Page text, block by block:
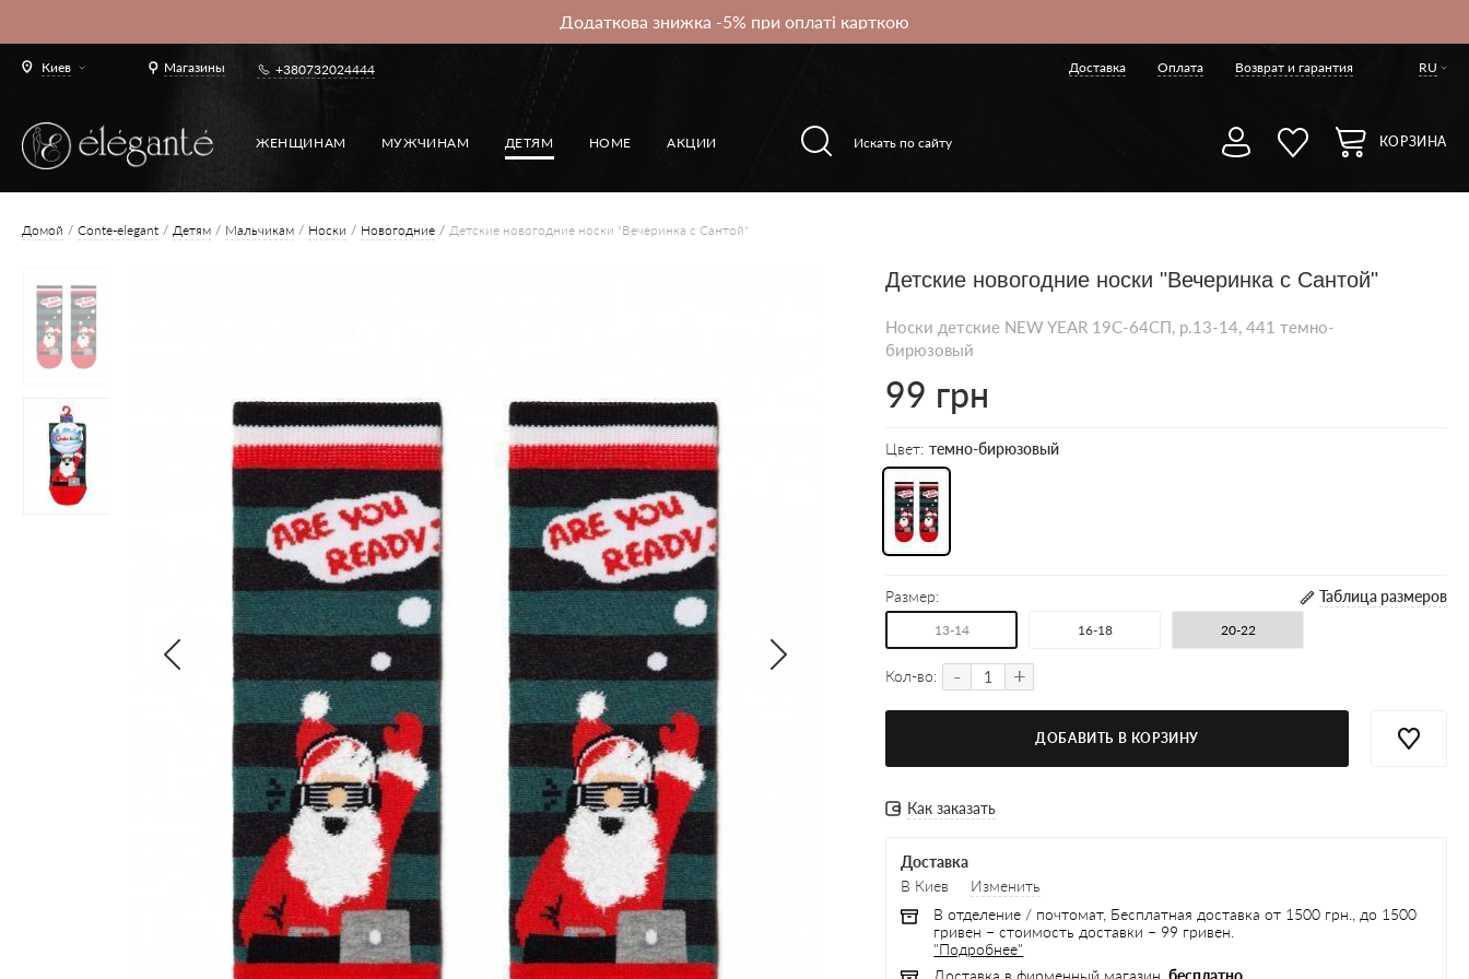
Додаткова знижка -5% при оплаті карткою
Киев Магазины +380732024444 Доставка Оплата Возврат и гарантия RU
ЖЕНЩИНАМ МУЖЧИНАМ ДЕТЯМ HOME АКЦИИ КОРЗИНА
Домой Conte-elegant Детям Мальчикам Носки Новогодние Детские новогодние носки "Вечеринка с Сантой"
Детские новогодние носки "Вечеринка с Сантой"
Носки детские NEW YEAR 19С-64СП, р.13-14, 441 темно-
бирюзовый
99 грн
Цвет: темно-бирюзовый
Размер: Таблица размеров
13-14 16-18 20-22
Кол-во: - +
ДОБАВИТЬ В КОРЗИНУ
Как заказать
Доставка
В Киев
Изменить
В отделение / почтомат, Бесплатная доставка от 1500 грн., до 1500
гривен – стоимость доставки – 99 гривен.
"Подробнее"
Доставка в фирменный магазин,бесплатно